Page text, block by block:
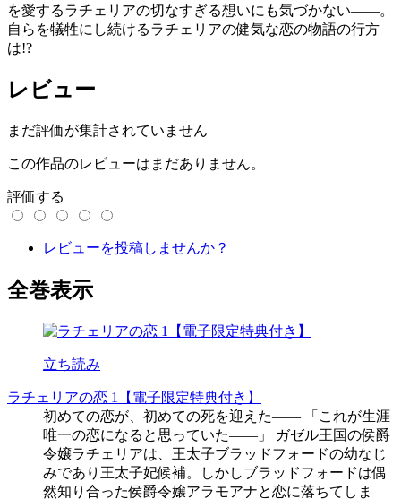
を愛するラチェリアの切なすぎる想いにも気づかない――。
自らを犠牲にし続けるラチェリアの健気な恋の物語の行方
は!?
レビュー
まだ評価が集計されていません
この作品のレビューはまだありません。
評価する
レビューを投稿しませんか？
全巻表示
立ち読み
ラチェリアの恋 1【電子限定特典付き】
初めての恋が、初めての死を迎えた―― 「これが生涯
唯一の恋になると思っていた――」 ガゼル王国の侯爵
令嬢ラチェリアは、王太子ブラッドフォードの幼なじ
みであり王太子妃候補。しかしブラッドフォードは偶
然知り合った侯爵令嬢アラモアナと恋に落ちてしま